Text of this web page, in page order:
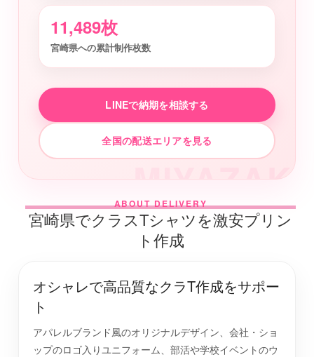
MIYAZAKI
11,489枚
宮崎県への累計制作枚数
LINEで納期を相談する
全国の配送エリアを見る
ABOUT DELIVERY
宮崎県でクラスTシャツを激安プリン
ト作成
オシャレで高品質なクラT作成をサポー
ト
アパレルブランド風のオリジナルデザイン、会社・ショ
ップのロゴ入りユニフォーム、部活や学校イベントのウ